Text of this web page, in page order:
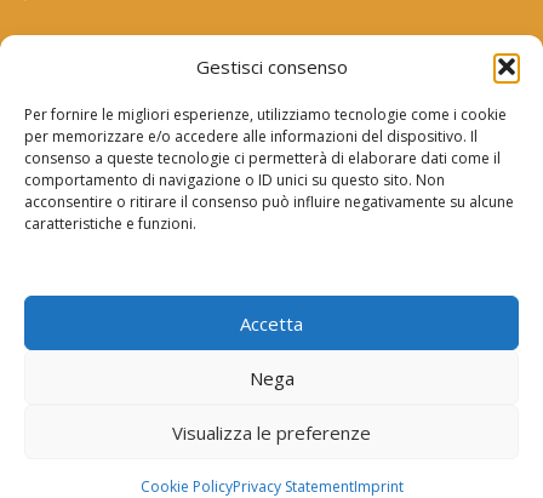
Gestisci consenso
Per fornire le migliori esperienze, utilizziamo tecnologie come i cookie
per memorizzare e/o accedere alle informazioni del dispositivo. Il
consenso a queste tecnologie ci permetterà di elaborare dati come il
comportamento di navigazione o ID unici su questo sito. Non
acconsentire o ritirare il consenso può influire negativamente su alcune
caratteristiche e funzioni.
Accetta
Nega
Visualizza le preferenze
Cookie PolicyPrivacy StatementImprint
ULTIMI ARTICOLI DEL BLOG
Differenza tra SAP MM e SAP WM: guida
completa
09/05/2026
SAP PP QM Quality Management): struttura
08/05/2026
Copyright © 2018-2026 Grazia Masulli P.IVA